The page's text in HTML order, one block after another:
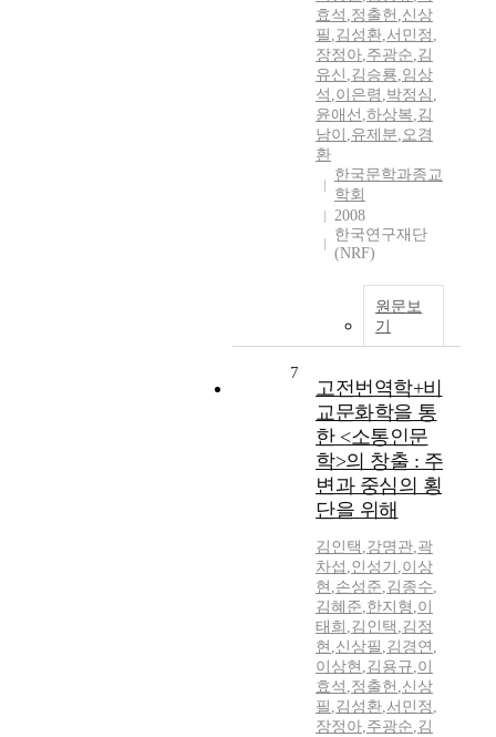
효석 ,정출헌 ,신상
필 ,김성환,서민정 ,
장정아,주광순,김
유신 ,김승룡,임상
석 ,이은령 ,박정심 ,
윤애선 ,하상복,김
남이 ,유제분,오경
환
한국문학과종교
학회
2008
한국연구재단
(NRF)
원문보
기
7
고전번역학+비
교문화학을 통
한 <소통인문
학>의 창출 : 주
변과 중심의 횡
단을 위해
김인택 ,강명관,곽
차섭 ,인성기 ,이상
현 ,손성준,김종수,
김혜준,한지형 ,이
태희 ,김인택 ,김정
현 ,신상필 ,김경연 ,
이상현 ,김용규,이
효석 ,정출헌 ,신상
필 ,김성환,서민정 ,
장정아,주광순,김